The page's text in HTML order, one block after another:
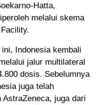
Hatta,
melalui skema
Indonesia kembali
jalur multilateral
dosis. Sebelumnya
juga telah
juga dari